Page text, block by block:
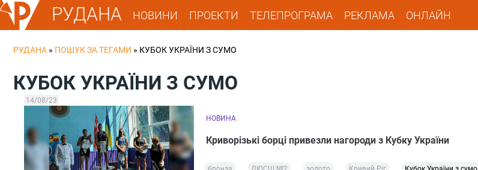
РУДАНА НОВИНИ ПРОЕКТИ ТЕЛЕПРОГРАМА РЕКЛАМА ОНЛАЙН
РУДАНА » ПОШУК ЗА ТЕГАМИ » КУБОК УКРАЇНИ З СУМО
КУБОК УКРАЇНИ З СУМО
14/08/23
НОВИНА
Криворізькі борці привезли нагороди з Кубку України